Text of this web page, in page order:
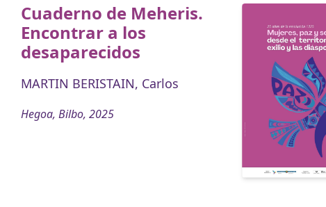
Cuaderno de Meheris.
Encontrar a los
desaparecidos
MARTIN BERISTAIN, Carlos
Hegoa, Bilbo, 2025